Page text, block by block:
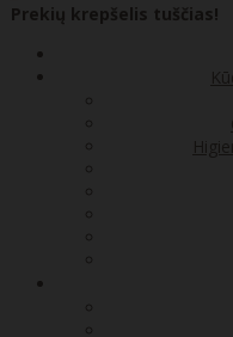
Prekių krepšelis tuščias!